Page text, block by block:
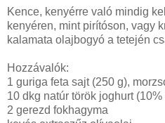
Kence, kenyérre való mindig
kenyéren, mint pirítóson, vagy
kalamata olajbogyó a tetején
Hozzávalók:
1 guriga feta sajt (250 g),
10 dkg natúr török joghurt
2 gerezd fokhagyma